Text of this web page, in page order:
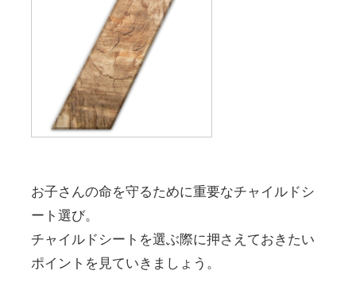
お子さんの命を守るために重要なチャイルドシ
ート選び。
チャイルドシートを選ぶ際に押さえておきたい
ポイントを見ていきましょう。